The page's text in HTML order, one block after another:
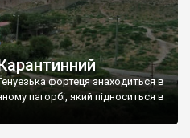
фортеця знаходиться в
пагорбі, який підноситься в